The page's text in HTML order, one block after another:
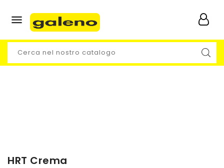

HRT Crema